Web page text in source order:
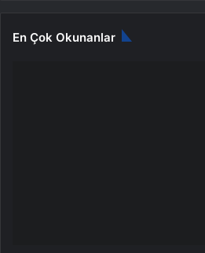
En Çok Okunanlar